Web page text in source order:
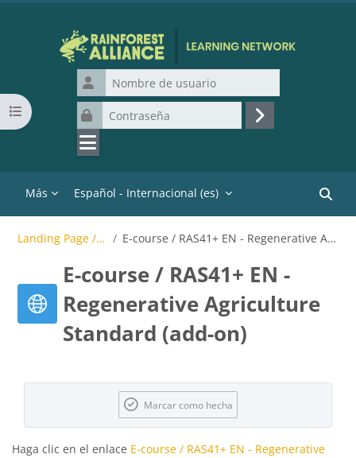
Nombre de usuario
Contraseña
Acceder
Más Español - Internacional ‎(es)‎
Abrir índice del curso
Landing Page / Certification E-course / RAS41+ EN - Regenerative Agriculture Standard (add-on)
E-course / RAS41+ EN -
Regenerative Agriculture
Standard (add-on)
Requisitos de finalización
Marcar como hecha
Haga clic en el enlace E-course / RAS41+ EN - Regenerative